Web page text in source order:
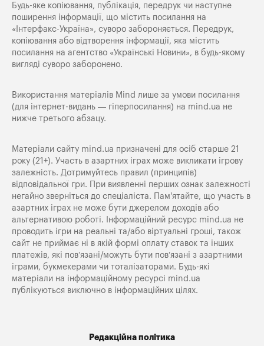
Будь-яке копiювання, публiкацiя, передрук чи наступне
поширення iнформацiї, що мiстить посилання на
«Iнтерфакс-Україна», суворо забороняється. Передрук,
копіювання або відтворення інформації, яка містить
посилання на агентство «Українські Новини», в будь-якому
вигляді суворо заборонено.
Використання матеріалів Mind лише за умови посилання
(для інтернет-видань — гіперпосилання) на mind.ua не
нижче третього абзацу.
Матеріали сайту mind.ua призначені для осіб старше 21
року (21+). Участь в азартних іграх може викликати ігрову
залежність. Дотримуйтесь правил (принципів)
відповідальної гри. При виявленні перших ознак залежності
негайно зверніться до спеціаліста. Пам'ятайте, що участь в
азартних іграх не може бути джерелом доходів або
альтернативою роботі. Інформаційний ресурс mind.ua не
проводить ігри на реальні та/або віртуальні гроші, також
сайт не приймає ні в якій формі оплату ставок та інших
платежів, які пов’язані/можуть бути пов’язані з азартними
іграми, букмекерами чи тоталізаторами. Будь-які
матеріали на інформаційному ресурсі mind.ua
публікуються виключно в інформаційних цілях.
Редакційна політика